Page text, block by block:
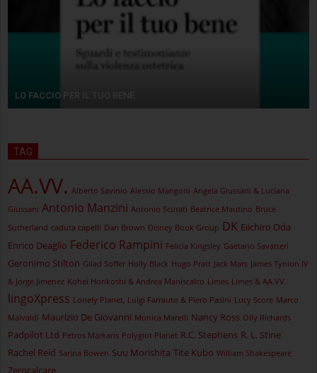
LO FACCIO PER IL TUO BENE
TAG
AA.VV. Alberto Savinio Alessio Mangoni Angela Giussani & Luciana
Giussani Antonio Manzini Antonio Scurati Beatrice Mautino Bruce
Sutherland caduta capelli Dan Brown Disney Book Group DK Eiichiro Oda
Enrico Deaglio Federico Rampini Felicia Kingsley Gaetano Savatteri
Geronimo Stilton Gilad Soffer Holly Black Hugo Pratt Jack Mars James Tynion IV
& Jorge Jimenez Kohei Horikoshi & Andrea Maniscalco Limes Limes & AA.VV.
lingoXpress Lonely Planet, Luigi Farrauto & Piero Pasini Lucy Score Marco
Malvaldi Maurizio De Giovanni Monica Marelli Nancy Ross Olly Richards
Padpilot Ltd Petros Markaris Polyglot Planet R.C. Stephens R. L. Stine
Rachel Reid Sarina Bowen Suu Morishita Tite Kubo William Shakespeare
Zerocalcare